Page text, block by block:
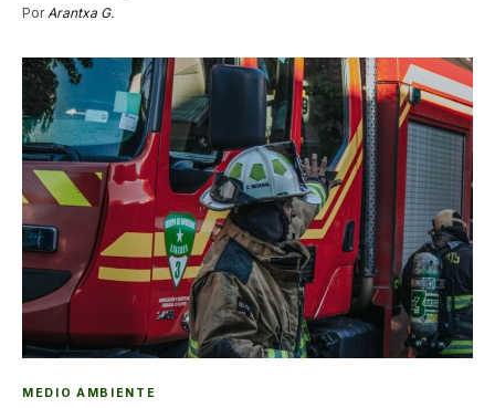
PorArantxa G.
MEDIO AMBIENTE